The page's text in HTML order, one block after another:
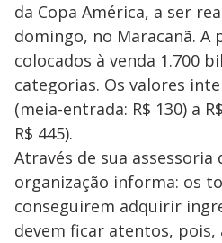
da Copa América, a ser
domingo, no Maracanã. A
colocados à venda 1.700
categorias. Os valores
(meia-entrada: R$ 130) a
R$ 445).
Através de sua assessoria
organização informa: os
conseguirem adquirir
devem ficar atentos, pois,